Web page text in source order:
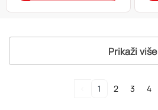
Prikaži više
1 2 3 4